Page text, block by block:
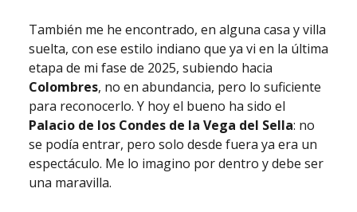
También me he encontrado, en alguna casa y villa
suelta, con ese estilo indiano que ya vi en la última
etapa de mi fase de 2025, subiendo hacia
Colombres, no en abundancia, pero lo suficiente
para reconocerlo. Y hoy el bueno ha sido el
Palacio de los Condes de la Vega del Sella: no
se podía entrar, pero solo desde fuera ya era un
espectáculo. Me lo imagino por dentro y debe ser
una maravilla.